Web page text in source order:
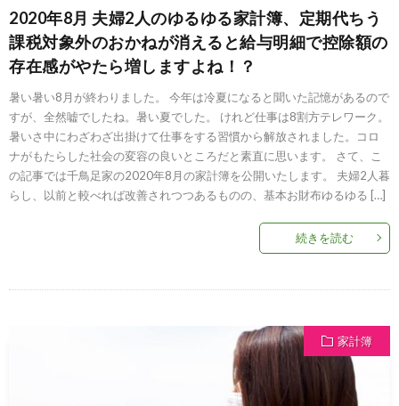
2020年8月 夫婦2人のゆるゆる家計簿、定期代ちう
課税対象外のおかねが消えると給与明細で控除額の
存在感がやたら増しますよね！？
暑い暑い8月が終わりました。 今年は冷夏になると聞いた記憶があるので
すが、全然嘘でしたね。暑い夏でした。 けれど仕事は8割方テレワーク。
暑いさ中にわざわざ出掛けて仕事をする習慣から解放されました。コロ
ナがもたらした社会の変容の良いところだと素直に思います。 さて、こ
の記事では千鳥足家の2020年8月の家計簿を公開いたします。 夫婦2人暮
らし、以前と較べれば改善されつつあるものの、基本お財布ゆるゆる […]
続きを読む
家計簿